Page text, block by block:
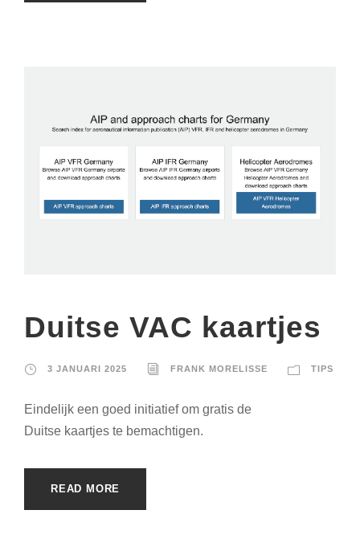
Duitse VAC kaartjes
3 JANUARI 2025 FRANK MORELISSE TIPS
Eindelijk een goed initiatief om gratis de
Duitse kaartjes te bemachtigen.
READ MORE